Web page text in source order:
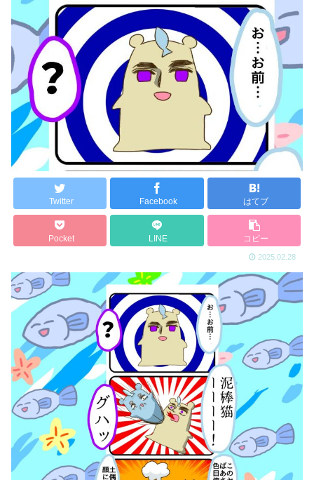
Twitter Facebook はてブ
Pocket LINE コピー
2025.02.28